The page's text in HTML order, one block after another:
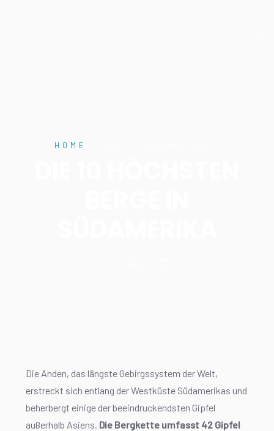
HOME
Die Anden, das längste Gebirgssystem der Welt,
erstreckt sich entlang der Westküste Südamerikas und
beherbergt einige der beeindruckendsten Gipfel
außerhalb Asiens. Die Bergkette umfasst 42 Gipfel